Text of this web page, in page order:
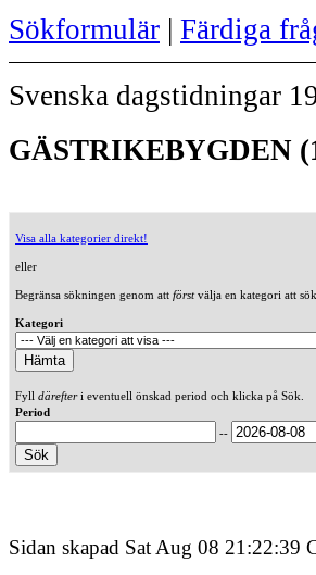
Sökformulär | Färdiga
Svenska dagstidningar
GÄSTRIKEBYGDEN
Visa alla kategorier direkt!
eller
Begränsa sökningen genom att förstvälja en kategori att
Kategori
Fyll därefteri eventuell önskad period och klicka på Sök.
Period
--
Sidan skapad Sat Aug 08 21:22:39